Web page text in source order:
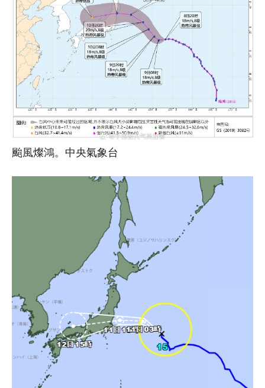
颱風燦鴻。中央氣象台